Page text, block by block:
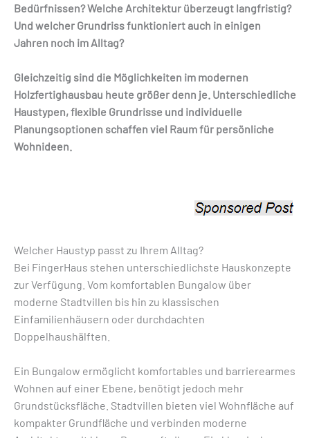
Bedürfnissen? Welche Architektur überzeugt langfristig?
Und welcher Grundriss funktioniert auch in einigen
Jahren noch im Alltag?
Gleichzeitig sind die Möglichkeiten im modernen
Holzfertighausbau heute größer denn je. Unterschiedliche
Haustypen, flexible Grundrisse und individuelle
Planungsoptionen schaffen viel Raum für persönliche
Wohnideen.
Welcher Haustyp passt zu Ihrem Alltag?
Bei FingerHaus stehen unterschiedlichste Hauskonzepte
zur Verfügung. Vom komfortablen Bungalow über
moderne Stadtvillen bis hin zu klassischen
Einfamilienhäusern oder durchdachten
Doppelhaushälften.
Ein Bungalow ermöglicht komfortables und barrierearmes
Wohnen auf einer Ebene, benötigt jedoch mehr
Grundstücksfläche. Stadtvillen bieten viel Wohnfläche auf
kompakter Grundfläche und verbinden moderne